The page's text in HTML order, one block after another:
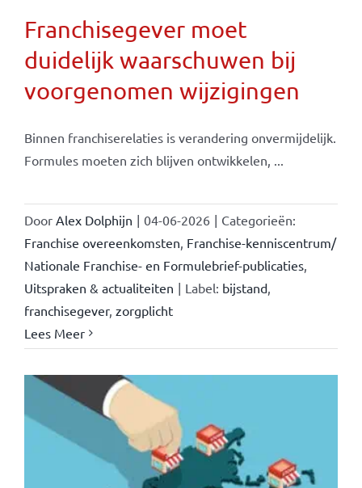
Franchisegever moet
duidelijk waarschuwen bij
voorgenomen wijzigingen
Binnen franchiserelaties is verandering onvermijdelijk.
Formules moeten zich blijven ontwikkelen, ...
Door Alex Dolphijn | 04-06-2026 | Categorieën:
Franchise overeenkomsten Franchise-kenniscentrum/
Nationale Franchise- en Formulebrief-publicaties,
Uitspraken & actualiteiten | Label: bijstand,
franchisegever, zorgplicht
Lees Meer